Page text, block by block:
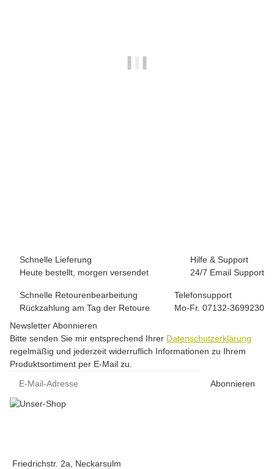
Schnelle Lieferung
Heute bestellt, morgen versendet
Hilfe & Support
24/7 Email Support
Schnelle Retourenbearbeitung
Rückzahlung am Tag der Retoure
Telefonsupport
Mo-Fr. 07132-3699230
Newsletter Abonnieren
Bitte senden Sie mir entsprechend Ihrer Datenschutzerklärung
regelmäßig und jederzeit widerruflich Informationen zu Ihrem
Produktsortiment per E-Mail zu.
Abonnieren
Friedrichstr. 2a, Neckarsulm